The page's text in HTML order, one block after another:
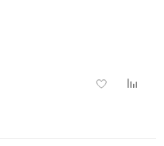
Добавить